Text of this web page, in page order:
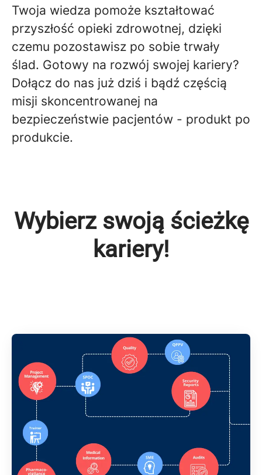
Twoja wiedza pomoże kształtować
przyszłość opieki zdrowotnej, dzięki
czemu pozostawisz po sobie trwały
ślad. Gotowy na rozwój swojej kariery?
Dołącz do nas już dziś i bądź częścią
misji skoncentrowanej na
bezpieczeństwie pacjentów - produkt po
produkcie.
Wybierz swoją ścieżkę
kariery!